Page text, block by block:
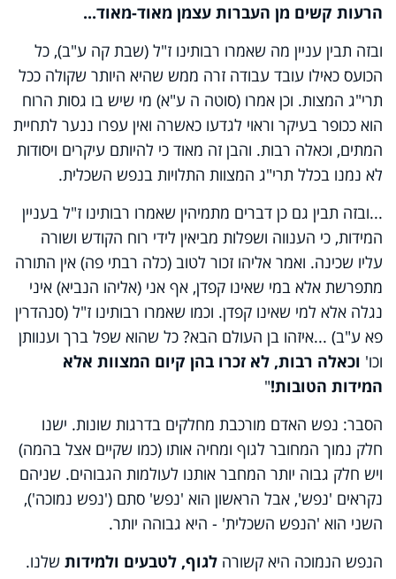
הרעות קשים מן העברות עצמן מאוד-מאוד...
ובזה תבין עניין מה שאמרו רבותינו ז"ל (שבת קה ע"ב), כל
הכועס כאילו עובד עבודה זרה ממש שהיא היותר שקולה ככל
תרי"ג המצות. וכן אמרו (סוטה ה ע"א) מי שיש בו גסות הרוח
הוא ככופר בעיקר וראוי לגדעו כאשרה ואין עפרו ננער לתחיית
המתים, וכאלה רבות. והבן זה מאוד כי להיותם עיקרים ויסודות
לא נמנו בכלל תרי"ג המצוות התלויות בנפש השכלית.
...ובזה תבין גם כן דברים מתמיהין שאמרו רבותינו ז"ל בעניין
המידות, כי הענווה ושפלות מביאין לידי רוח הקודש ושורה
עליו שכינה. ואמר אליהו זכור לטוב (כלה רבתי פה) אין התורה
מתפרשת אלא במי שאינו קפדן, אף אני (אליהו הנביא) איני
נגלה אלא למי שאינו קפדן. וכמו שאמרו רבותינו ז"ל (סנהדרין
פא ע"ב) ...איזהו בן העולם הבא? כל שהוא שפל ברך וענוותן
וכו' וכאלה רבות, לא זכרו בהן קיום המצוות אלא
המידות הטובות!"
הסבר: נפש האדם מורכבת מחלקים בדרגות שונות. ישנו
חלק נמוך המחובר לגוף ומחיה אותו (כמו שקיים אצל בהמה)
ויש חלק גבוה יותר המחבר אותנו לעולמות הגבוהים. שניהם
נקראים 'נפש', אבל הראשון הוא 'נפש' סתם ('נפש נמוכה'),
השני הוא 'הנפש השכלית' - היא גבוהה יותר.
הנפש הנמוכה היא קשורה לגוף, לטבעים ולמידות שלנו.